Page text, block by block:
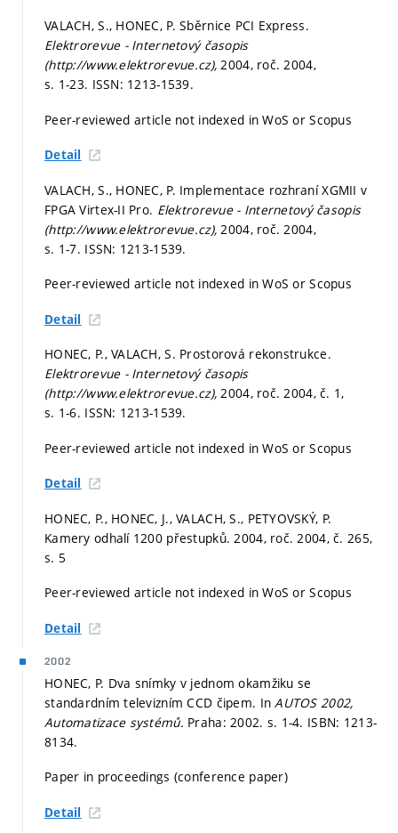
VALACH, S., HONEC, P. Sběrnice PCI Express.
Elektrorevue - Internetový časopis
(http://www.elektrorevue.cz),2004, roč. 2004,
s. 1-23. ISSN: 1213-1539.
Peer-reviewed article not indexed in WoS or Scopus
Detail
VALACH, S., HONEC, P. Implementace rozhraní XGMII v
FPGA Virtex-II Pro. Elektrorevue - Internetový časopis
(http://www.elektrorevue.cz),2004, roč. 2004,
s. 1-7. ISSN: 1213-1539.
Peer-reviewed article not indexed in WoS or Scopus
Detail
HONEC, P., VALACH, S. Prostorová rekonstrukce.
Elektrorevue - Internetový časopis
(http://www.elektrorevue.cz),2004, roč. 2004, č. 1,
s. 1-6. ISSN: 1213-1539.
Peer-reviewed article not indexed in WoS or Scopus
Detail
HONEC, P., HONEC, J., VALACH, S., PETYOVSKÝ, P.
Kamery odhalí 1200 přestupků. 2004, roč. 2004, č. 265,
s. 5
Peer-reviewed article not indexed in WoS or Scopus
Detail
2002
HONEC, P. Dva snímky v jednom okamžiku se
standardním televizním CCD čipem. InAUTOS 2002,
Automatizace systémů. Praha: 2002. s. 1-4. ISBN: 1213-
8134.
Paper in proceedings (conference paper)
Detail